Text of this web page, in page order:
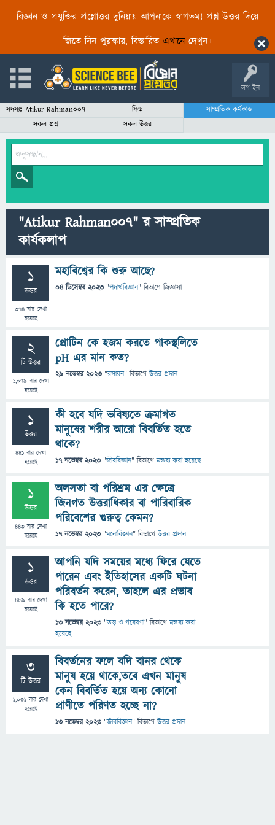
বিজ্ঞান ও প্রযুক্তির প্রশ্নোত্তর দুনিয়ায় আপনাকে স্বাগতম! প্রশ্ন-উত্তর দিয়ে
জিতে নিন পুরস্কার, বিস্তারিত এখানেদেখুন।
লগ ইন
সদস্যঃ Atikur Rahman007 ফিড
সাম্প্রতিক কর্মকান্ড
সকল প্রশ্ন
সকল উত্তর
"Atikur Rahman007" র সাম্প্রতিক
কার্যকলাপ
1
উত্তর
374 বার দেখা
হয়েছে
মহাবিশ্বের কি শুরু আছে?
04 ডিসেম্বর 2023 "পদার্থবিজ্ঞান" বিভাগে জিজ্ঞাসা
2
টি উত্তর
1,079 বার দেখা
হয়েছে
প্রোটিন কে হজম করতে পাকস্থলিতে
pH এর মান কত?
29 নভেম্বর 2023 "রসায়ন" বিভাগে উত্তর প্রদান
1
উত্তর
441 বার দেখা
হয়েছে
কী হবে যদি ভবিষ্যতে ক্রমাগত
মানুষের শরীর আরো বিবর্তিত হতে
থাকে?
17 নভেম্বর 2023 "জীববিজ্ঞান" বিভাগে মন্তব্য করা হয়েছে
1
উত্তর
443 বার দেখা
হয়েছে
অলসতা বা পরিশ্রম এর ক্ষেত্রে
জিনগত উত্তরাধিকার বা পারিবারিক
পরিবেশের গুরুত্ব কেমন?
17 নভেম্বর 2023 "মনোবিজ্ঞান" বিভাগে উত্তর প্রদান
1
উত্তর
489 বার দেখা
হয়েছে
আপনি যদি সময়ের মধ্যে ফিরে যেতে
পারেন এবং ইতিহাসের একটি ঘটনা
পরিবর্তন করেন, তাহলে এর প্রভাব
কি হতে পারে?
13 নভেম্বর 2023 "তত্ত্ব ও গবেষণা" বিভাগে মন্তব্য করা
হয়েছে
3
টি উত্তর
1,031 বার দেখা
হয়েছে
বিবর্তনের ফলে যদি বানর থেকে
মানুষ হয়ে থাকে,তবে এখন মানুষ
কেন বিবর্তিত হয়ে অন্য কোনো
প্রাণীতে পরিণত হচ্ছে না?
13 নভেম্বর 2023 "জীববিজ্ঞান" বিভাগে উত্তর প্রদান